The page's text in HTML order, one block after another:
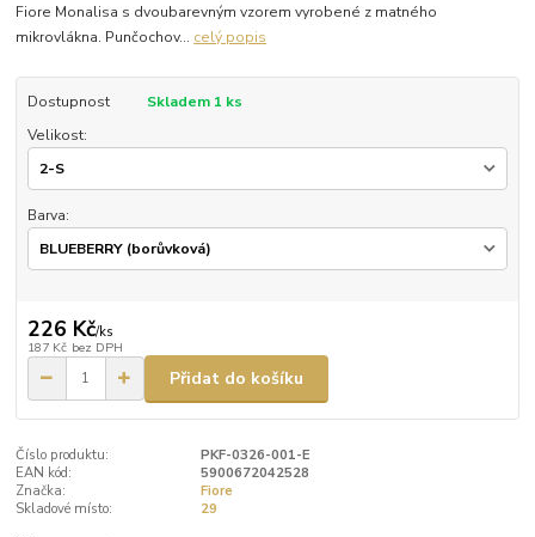
Fiore Monalisa s dvoubarevným vzorem vyrobené z matného
mikrovlákna. Punčochov... celý popis
Dostupnost
Skladem 1 ks
Velikost:
Barva:
226 Kč/ks
187 Kč bez DPH
Přidat do košíku
Číslo produktu:
PKF-0326-001-E
EAN kód:
5900672042528
Značka:
Fiore
Skladové místo:
29